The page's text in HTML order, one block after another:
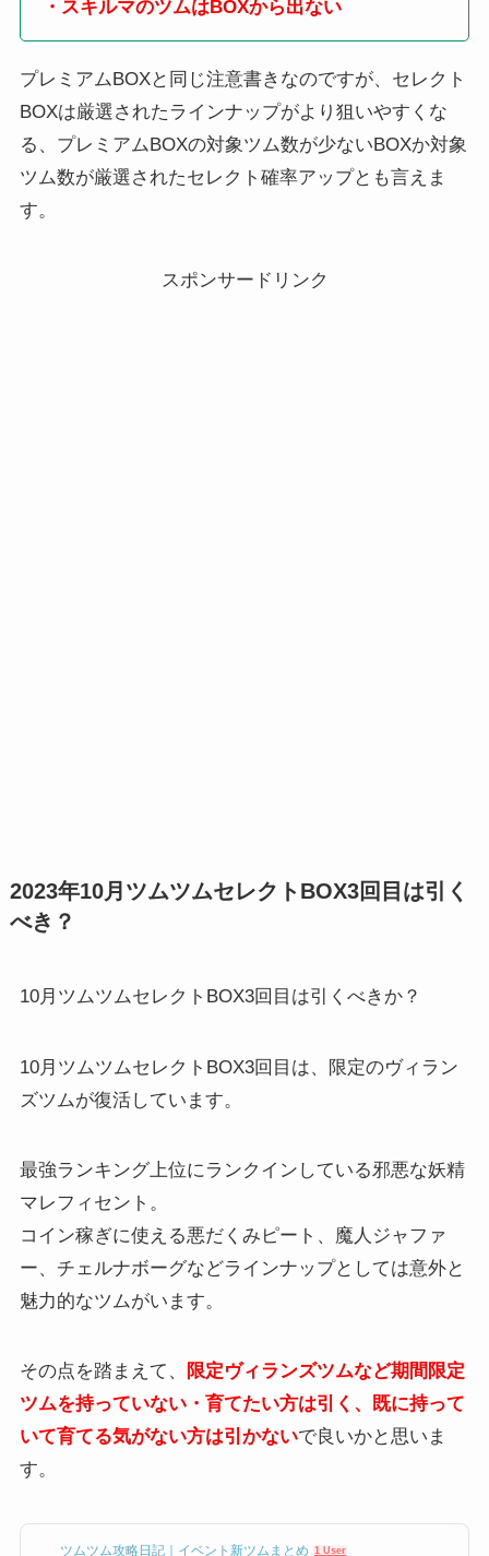
・スキルマのツムはBOXから出ない
プレミアムBOXと同じ注意書きなのですが、セレクト
BOXは厳選されたラインナップがより狙いやすくな
る、プレミアムBOXの対象ツム数が少ないBOXか対象
ツム数が厳選されたセレクト確率アップとも言えま
す。
スポンサードリンク
2023年10月ツムツムセレクトBOX3回目は引く
べき？
10月ツムツムセレクトBOX3回目は引くべきか？
10月ツムツムセレクトBOX3回目は、限定のヴィラン
ズツムが復活しています。
最強ランキング上位にランクインしている邪悪な妖精
マレフィセント。
コイン稼ぎに使える悪だくみピート、魔人ジャファ
ー、チェルナボーグなどラインナップとしては意外と
魅力的なツムがいます。
その点を踏まえて、
限定ヴィランズツムなど期間限定
ツムを持っていない・育てたい方は引く、既に持って
いて育てる気がない方は引かないで良いかと思いま
す。
ツムツム攻略日記｜イベント新ツムまとめ 1 User